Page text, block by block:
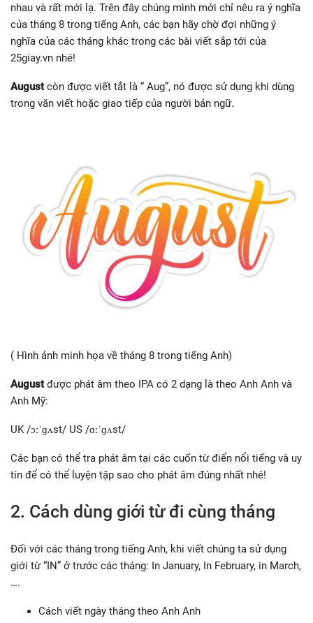
nhau và rất mới lạ. Trên đây chúng mình mới chỉ nêu ra ý nghĩa
của tháng 8 trong tiếng Anh, các bạn hãy chờ đợi những ý
nghĩa của các tháng khác trong các bài viết sắp tới của
25giay.vn nhé!
Augustcòn được viết tắt là “ Aug”, nó được sử dụng khi dùng
trong văn viết hoặc giao tiếp của người bản ngữ.
( Hình ảnh minh họa về tháng 8 trong tiếng Anh)
Augustđược phát âm theo IPA có 2 dạng là theo Anh Anh và
Anh Mỹ:
UK /ɔːˈɡʌst/ US /ɑːˈɡʌst/
Các bạn có thể tra phát âm tại các cuốn từ điển nổi tiếng và uy
tín để có thể luyện tập sao cho phát âm đúng nhất nhé!
2. Cách dùng giới từ đi cùng tháng
Đối với các tháng trong tiếng Anh, khi viết chúng ta sử dụng
giới từ “IN” ở trước các tháng: In January, In February, in March,
….
Cách viết ngày tháng theo Anh Anh